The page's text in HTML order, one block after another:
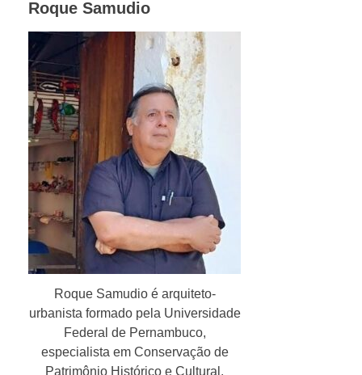
Roque Samudio
Roque Samudio é arquiteto-
urbanista formado pela Universidade
Federal de Pernambuco,
especialista em Conservação de
Patrimônio Histórico e Cultural.